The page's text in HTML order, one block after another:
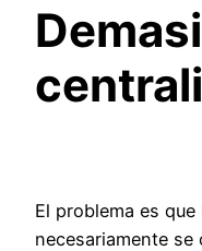
D
El problema es
necesariamente